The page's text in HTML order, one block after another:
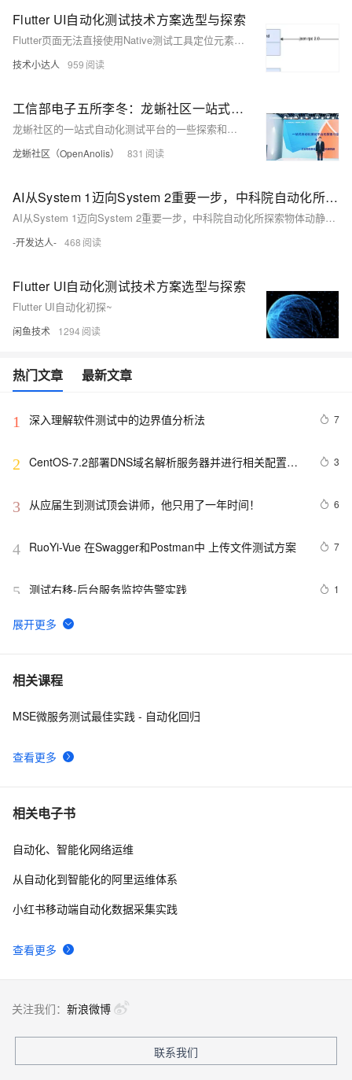
Flutter UI自动化测试技术方案选型与探索
Flutter页面无法直接使用Native测试工具定位元素，给自动化测试带来很多不便。虽然Google官方推出了Flutter driver 和 Integration test，但是在实际使用中存在以下问题：
技术小达人 959
工信部电子五所李冬：龙蜥社区一站式自动化测试平台T-One的探索和实践｜2022云栖龙蜥实录
龙蜥社区的一站式自动化测试平台的一些探索和实践。
龙蜥社区（OpenAnolis） 831
AI从System 1迈向System 2重要一步，中科院自动化所探索物体动静态物理属性，入选AAAI和ICLR
AI从System 1迈向System 2重要一步，中科院自动化所探索物体动静态物理属性，入选AAAI和ICLR
-开发达人- 468
Flutter UI自动化测试技术方案选型与探索
Flutter UI自动化初探~
闲鱼技术 1294
热门文章 最新文章
1 深入理解软件测试中的边界值分析法 7
2 CentOS-7.2部署DNS域名解析服务器并进行相关配置测
3
3 从应届生到测试顶会讲师，他只用了一年时间！ 6
4 RuoYi-Vue 在Swagger和Postman中 上传文件测试方案 7
5 测试右移-后台服务监控告警实践 1
6 征文分享｜OceanBase 3.1.2 数据库性能测试探索
7 Junit测试框架
8 本地开发和测试环境为什么一定建议用127.0.0.1或者
9 【实测】django测试平台的各种权限管理设计解决方案！
10
相关课程
查看更多
MSE微服务测试最佳实践 - 自动化回归
相关电子书
查看更多
自动化、智能化网络运维
从自动化到智能化的阿里运维体系
小红书移动端自动化数据采集实践
关注我们： 新浪微博
联系我们